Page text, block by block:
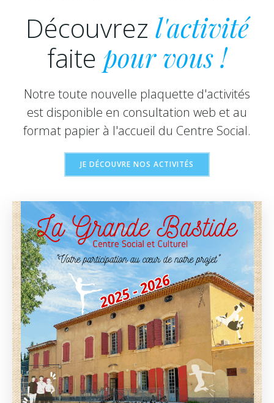
Découvrez l'activité
faite pour vous !
Notre toute nouvelle plaquette d'activités
est disponible en consultation web et au
format papier à l'accueil du Centre Social.
JE DÉCOUVRE NOS ACTIVITÉS